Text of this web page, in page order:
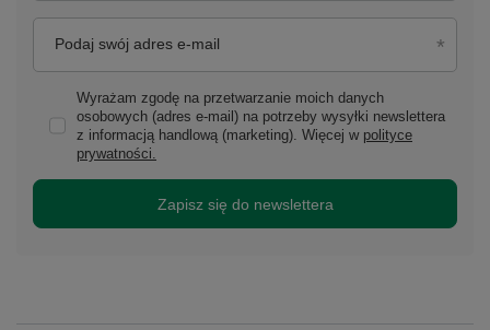
Podaj swój adres e-mail
Wyrażam zgodę na przetwarzanie moich danych
osobowych (adres e-mail) na potrzeby wysyłki newslettera
z informacją handlową (marketing). Więcej w polityce
prywatności.
Zapisz się do newslettera